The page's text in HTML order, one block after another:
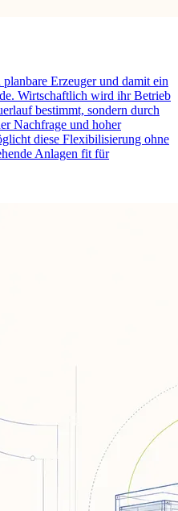
Erzeuger und damit ein
Wirtschaftlich wird ihr Betrieb
bestimmt, sondern durch
Nachfrage und hoher
diese Flexibilisierung ohne
Anlagen fit für